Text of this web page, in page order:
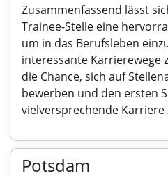
Zusammenfassend lässt
Trainee-Stelle eine
um in das Berufsleben
interessante Karrierewege
die Chance, sich auf
bewerben und den ersten
vielversprechende Karriere
Potsdam